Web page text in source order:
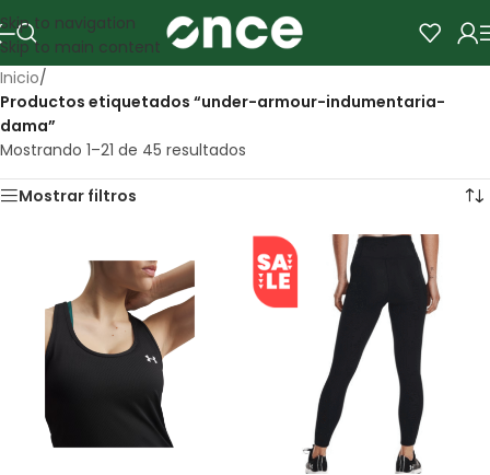
Skip to navigation
Skip to main content
Inicio/
Productos etiquetados “under-armour-indumentaria-
dama”
Mostrando 1–21 de 45 resultados
Mostrar filtros